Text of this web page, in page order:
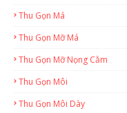
Thu Gọn Má
Thu Gọn Mỡ Má
Thu Gọn Mỡ Nọng Cằm
Thu Gọn Môi
Thu Gọn Môi Dày